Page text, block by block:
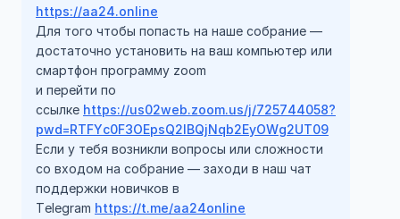
https://aa24.online
Для того чтобы попасть на наше собрание —
достаточно установить на ваш компьютер или
смартфон программу zoom
и перейти по
ссылке https://us02web.zoom.us/j/725744058?
pwd=RTFYc0F3OEpsQ2lBQjNqb2EyOWg2UT09
Если у тебя возникли вопросы или сложности
со входом на собрание — заходи в наш чат
поддержки новичков в
Telegram https://t.me/aa24online